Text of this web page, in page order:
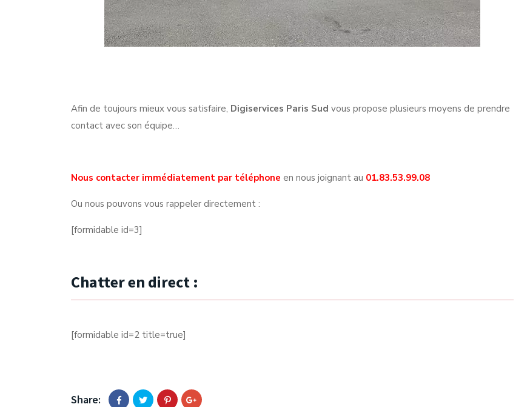
Afin de toujours mieux vous satisfaire, Digiservices Paris Sud vous propose plusieurs moyens de prendre
contact avec son équipe…
Nous contacter immédiatement par téléphone en nous joignant au 01.83.53.99.08
Ou nous pouvons vous rappeler directement :
[formidable id=3]
Chatter en direct :
[formidable id=2 title=true]
Share: